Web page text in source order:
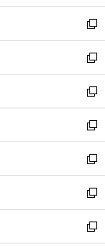
ウ
で
開
く
ン
ド
ウ
で
開
く
新
し
い
ウ
ィ
ン
ド
ウ
で
開
く
新
し
い
ウ
ィ
ン
ド
ウ
で
開
く
新
し
い
ウ
ィ
ン
ド
ウ
で
開
新
し
い
ウ
ィ
ン
ド
ウ
新
し
い
ウ
ィ
ン
新
し
い
ウ
新
し